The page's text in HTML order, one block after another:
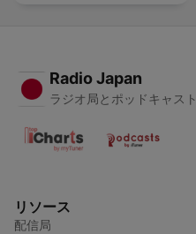
Radio Japan
ラジオ局とポッドキャスト
リソース
配信局